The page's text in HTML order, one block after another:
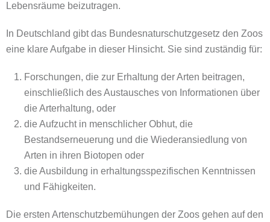
Lebensräume beizutragen.
In Deutschland gibt das Bundesnaturschutzgesetz den Zoos
eine klare Aufgabe in dieser Hinsicht. Sie sind zuständig für:
Forschungen, die zur Erhaltung der Arten beitragen,
einschließlich des Austausches von Informationen über
die Arterhaltung, oder
die Aufzucht in menschlicher Obhut, die
Bestandserneuerung und die Wiederansiedlung von
Arten in ihren Biotopen oder
die Ausbildung in erhaltungsspezifischen Kenntnissen
und Fähigkeiten.
Die ersten Artenschutzbemühungen der Zoos gehen auf den